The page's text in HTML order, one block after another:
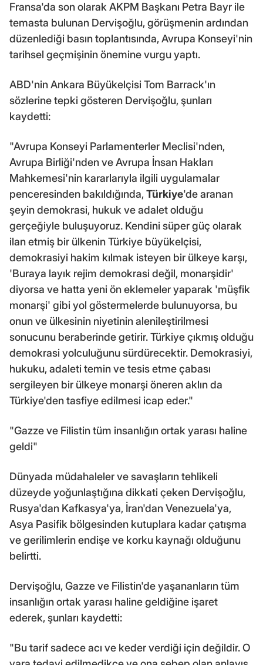
Fransa'da son olarak AKPM Başkanı Petra Bayr ile
temasta bulunan Dervişoğlu, görüşmenin ardından
düzenlediği basın toplantısında, Avrupa Konseyi'nin
tarihsel geçmişinin önemine vurgu yaptı.
ABD'nin Ankara Büyükelçisi Tom Barrack'ın
sözlerine tepki gösteren Dervişoğlu, şunları
kaydetti:
"Avrupa Konseyi Parlamenterler Meclisi'nden,
Avrupa Birliği'nden ve Avrupa İnsan Hakları
Mahkemesi'nin kararlarıyla ilgili uygulamalar
penceresinden bakıldığında,Türkiye'de aranan
şeyin demokrasi, hukuk ve adalet olduğu
gerçeğiyle buluşuyoruz. Kendini süper güç olarak
ilan etmiş bir ülkenin Türkiye büyükelçisi,
demokrasiyi hakim kılmak isteyen bir ülkeye karşı,
'Buraya layık rejim demokrasi değil, monarşidir'
diyorsa ve hatta yeni ön eklemeler yaparak 'müşfik
monarşi' gibi yol göstermelerde bulunuyorsa, bu
onun ve ülkesinin niyetinin alenileştirilmesi
sonucunu beraberinde getirir. Türkiye çıkmış olduğu
demokrasi yolculuğunu sürdürecektir. Demokrasiyi,
hukuku, adaleti temin ve tesis etme çabası
sergileyen bir ülkeye monarşi öneren aklın da
Türkiye'den tasfiye edilmesi icap eder."
"Gazze ve Filistin tüm insanlığın ortak yarası haline
geldi"
Dünyada müdahaleler ve savaşların tehlikeli
düzeyde yoğunlaştığına dikkati çeken Dervişoğlu,
Rusya'dan Kafkasya'ya, İran'dan Venezuela'ya,
Asya Pasifik bölgesinden kutuplara kadar çatışma
ve gerilimlerin endişe ve korku kaynağı olduğunu
belirtti.
Dervişoğlu, Gazze ve Filistin'de yaşananların tüm
insanlığın ortak yarası haline geldiğine işaret
ederek, şunları kaydetti:
"Bu tarif sadece acı ve keder verdiği için değildir. O